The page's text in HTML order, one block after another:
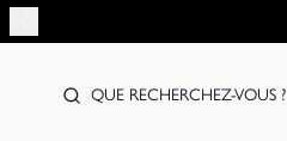
QUE RECHERCHEZ-VOUS ?